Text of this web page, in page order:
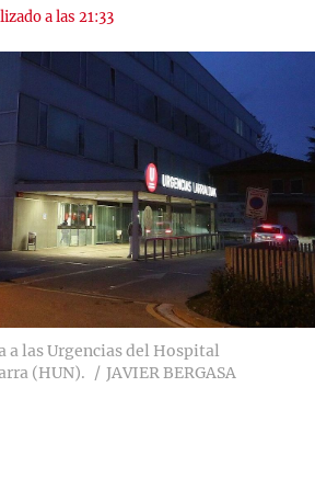
a las 21:33
a las Urgencias del Hospital
(HUN).
JAVIER BERGASA